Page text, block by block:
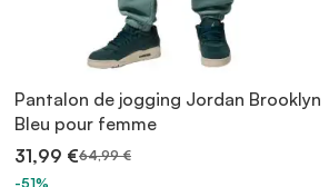
Pantalon de jogging Jordan Brooklyn
Bleu pour femme
31,99 €64,99 €
-51%